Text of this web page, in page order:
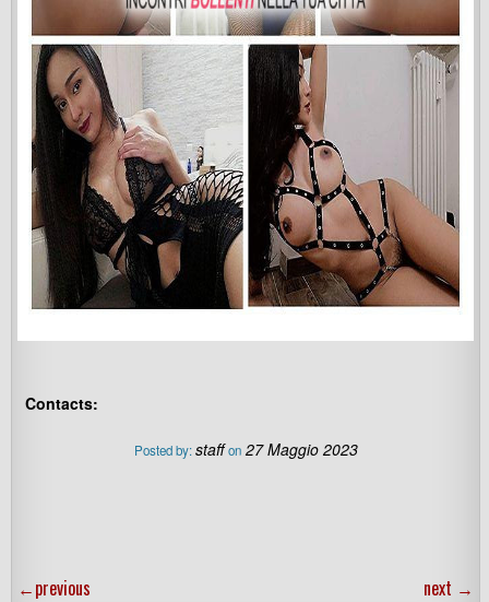
Contacts:
Posted by:staff on 27 Maggio 2023
←previous next →